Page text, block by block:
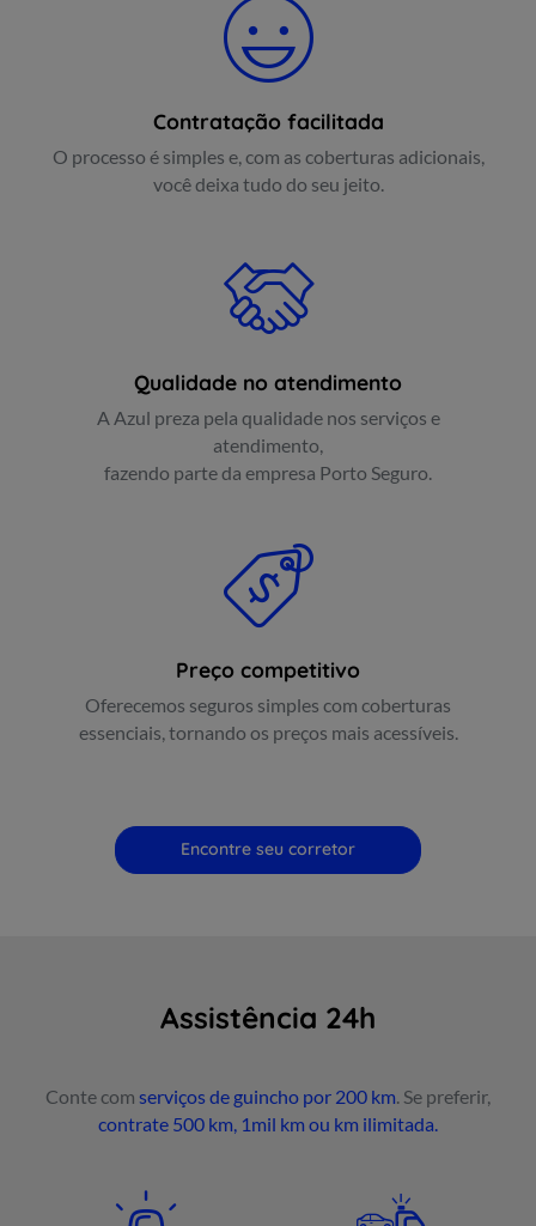
Contratação facilitada
O processo é simples e, com as coberturas adicionais,
você deixa tudo do seu jeito.
Qualidade no atendimento
A Azul preza pela qualidade nos serviços e
atendimento,
fazendo parte da empresa Porto Seguro.
Preço competitivo
Oferecemos seguros simples com coberturas
essenciais, tornando os preços mais acessíveis.
Encontre seu corretor
Assistência 24h
Conte com serviços de guincho por 200 km . Se preferir,
contrate 500 km, 1mil km ou km ilimitada.